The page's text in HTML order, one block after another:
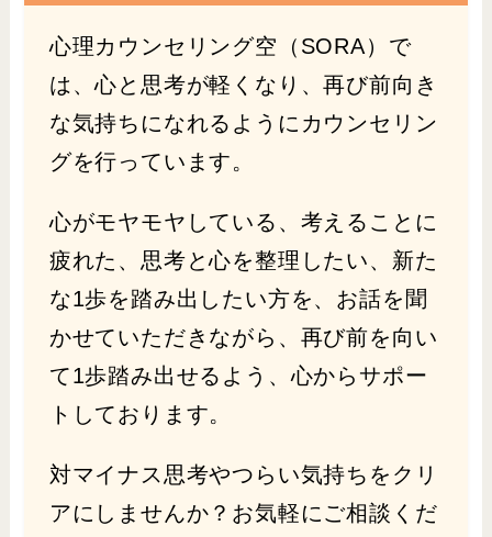
心理カウンセリング空（SORA）で
は、心と思考が軽くなり、再び前向き
な気持ちになれるようにカウンセリン
グを行っています。
心がモヤモヤしている、考えることに
疲れた、思考と心を整理したい、新た
な1歩を踏み出したい方を、お話を聞
かせていただきながら、再び前を向い
て1歩踏み出せるよう、心からサポー
トしております。
対マイナス思考やつらい気持ちをクリ
アにしませんか？お気軽にご相談くだ